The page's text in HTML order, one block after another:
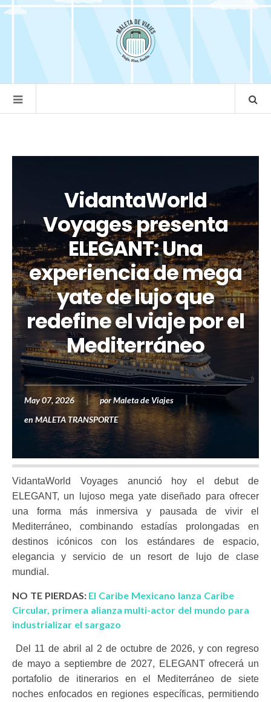
VidantaWorld
Voyages presenta
ELEGANT: Una
experiencia de mega
yate de lujo que
redefine el viaje por el
Mediterráneo
May 07, 2026 porMaleta de Viajes
en MALETA TRANSPORTE
VidantaWorld Voyages anunció hoy el debut de
ELEGANT, un lujoso mega yate diseñado para ofrecer
una forma más inmersiva y pausada de vivir el
Mediterráneo, combinando estadías prolongadas en
destinos icónicos con los estándares de espacio,
elegancia y servicio de un resort de lujo de clase
mundial.
NO TE PIERDAS: El Caribe Mexicano lanza Caribe
Circular, primera alianza multi-actor del mundo para
industrializar el sargazo
Del 11 de abril al 2 de octubre de 2026, y con regreso
de mayo a septiembre de 2027, ELEGANT ofrecerá un
portafolio de itinerarios en el Mediterráneo de siete
noches enfocados en regiones específicas, permitiendo